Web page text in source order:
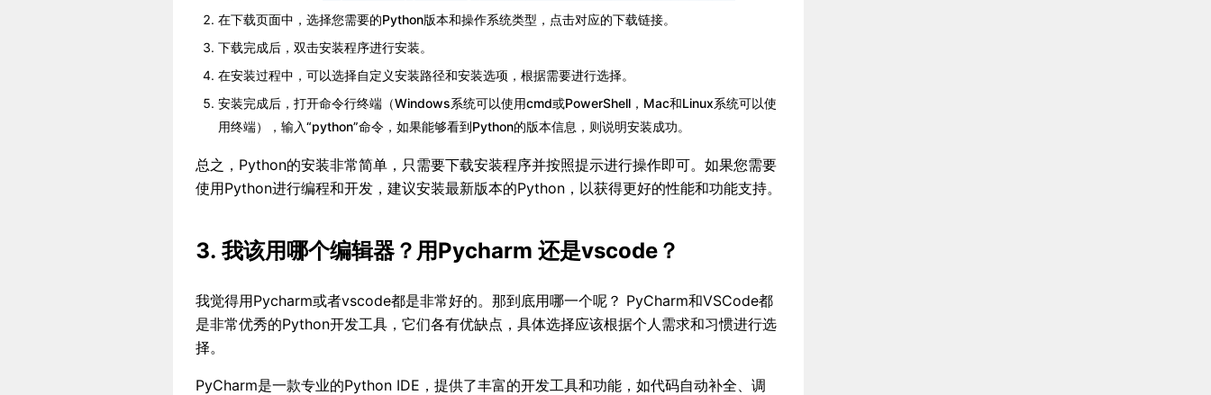
在下载页面中，选择您需要的Python版本和操作系统类型，点击对应的下载链接。
下载完成后，双击安装程序进行安装。
在安装过程中，可以选择自定义安装路径和安装选项，根据需要进行选择。
安装完成后，打开命令行终端（Windows系统可以使用cmd或PowerShell，Mac和Linux系统可以使
用终端），输入“python”命令，如果能够看到Python的版本信息，则说明安装成功。
总之，Python的安装非常简单，只需要下载安装程序并按照提示进行操作即可。如果您需要
使用Python进行编程和开发，建议安装最新版本的Python，以获得更好的性能和功能支持。
3. 我该用哪个编辑器？用Pycharm 还是vscode？
我觉得用Pycharm或者vscode都是非常好的。那到底用哪一个呢？ PyCharm和VSCode都
是非常优秀的Python开发工具，它们各有优缺点，具体选择应该根据个人需求和习惯进行选
择。
PyCharm是一款专业的Python IDE，提供了丰富的开发工具和功能，如代码自动补全、调